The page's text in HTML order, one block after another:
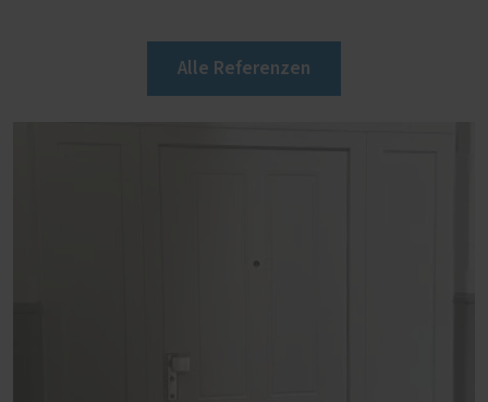
Alle Referenzen